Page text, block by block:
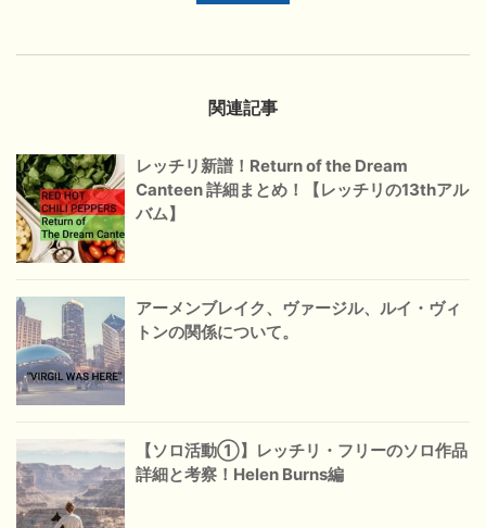
関連記事
レッチリ新譜！Return of the Dream
Canteen 詳細まとめ！【レッチリの13thアル
バム】
アーメンブレイク、ヴァージル、ルイ・ヴィ
トンの関係について。
【ソロ活動①】レッチリ・フリーのソロ作品
詳細と考察！Helen Burns編